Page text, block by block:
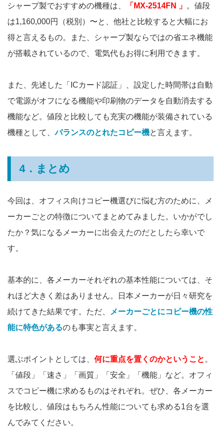
シャープ製でおすすめの機種は、 「MX-2514FN 」 。値段
は1,160,000円（税別）〜と、他社と比較すると大幅にお
得と言えるもの。また、シャープ製ならではの省エネ機能
が搭載されているので、電気代もお得に利用できます。
また、先述した「ICカード認証」、設定した時間帯は自動
で電源がオフになる機能や印刷物のデータを自動消去する
機能など。値段と比較しても充実の機能が装備されている
機種として、バランスのとれたコピー機と言えます。
4．まとめ
今回は、オフィス向けコピー機選びに悩む方のために、メ
ーカーごとの特徴についてまとめてみました。いかがでし
たか？気になるメーカーに出会えたのだとしたら幸いで
す。
基本的に、各メーカーそれぞれの基本性能については、そ
れほど大きく差はありません。日本メーカーが日々研究を
続けてきた結果です。ただ、
メーカーごとにコピー機の性
能に特色があるのも事実と言えます。
選ぶポイントとしては、 何に重点を置くのかということ 。
「値段」「速さ」「画質」「安全」「機能」など。オフィ
スでコピー機に求めるものはそれぞれ。ぜひ、各メーカー
を比較し、値段はもちろん性能についても求める1台を選
んでみてください。